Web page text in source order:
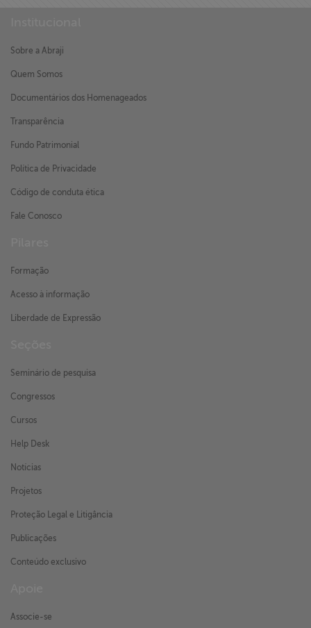
Sobre a Abraji
Quem Somos
Documentários dos Homenageados
Transparência
Fundo Patrimonial
Política de Privacidade
Código de conduta ética
Fale Conosco
Formação
Acesso à informação
Liberdade de Expressão
Seminário de pesquisa
Congressos
Cursos
Help Desk
Notícias
Projetos
Proteção Legal e Litigância
Publicações
Conteúdo exclusivo
Associe-se